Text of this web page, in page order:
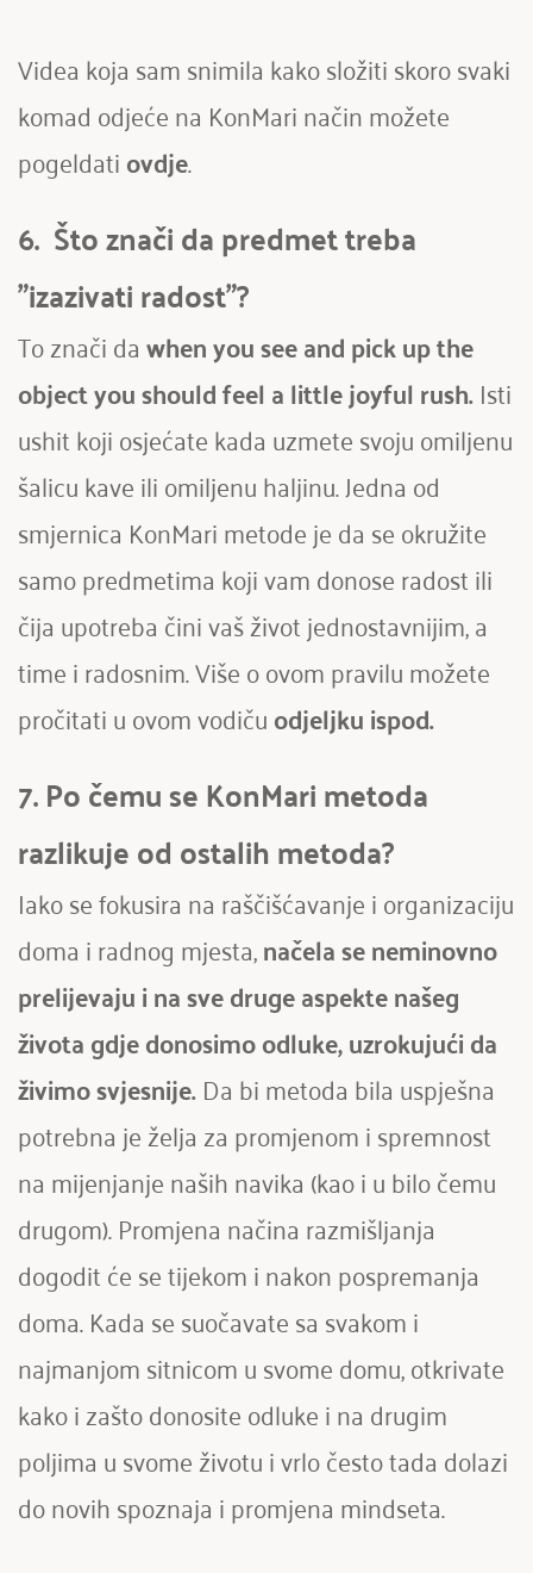
Videa koja sam snimila kako složiti skoro svaki
komad odjeće na KonMari način možete
pogeldati ovdje.
6.  Što znači da predmet treba
"izazivati radost"?
To znači da when you see and pick up the
object you should feel a little joyful rush. Isti
ushit koji osjećate kada uzmete svoju omiljenu
šalicu kave ili omiljenu haljinu. Jedna od
smjernica KonMari metode je da se okružite
samo predmetima koji vam donose radost ili
čija upotreba čini vaš život jednostavnijim, a
time i radosnim. Više o ovom pravilu možete
pročitati u ovom vodiču odjeljku ispod.
7. Po čemu se KonMari metoda
razlikuje od ostalih metoda?
Iako se fokusira na raščišćavanje i organizaciju
doma i radnog mjesta, načela se neminovno
prelijevaju i na sve druge aspekte našeg
života gdje donosimo odluke, uzrokujući da
živimo svjesnije. Da bi metoda bila uspješna
potrebna je želja za promjenom i spremnost
na mijenjanje naših navika (kao i u bilo čemu
drugom). Promjena načina razmišljanja
dogodit će se tijekom i nakon pospremanja
doma. Kada se suočavate sa svakom i
najmanjom sitnicom u svome domu, otkrivate
kako i zašto donosite odluke i na drugim
poljima u svome životu i vrlo često tada dolazi
do novih spoznaja i promjena mindseta.